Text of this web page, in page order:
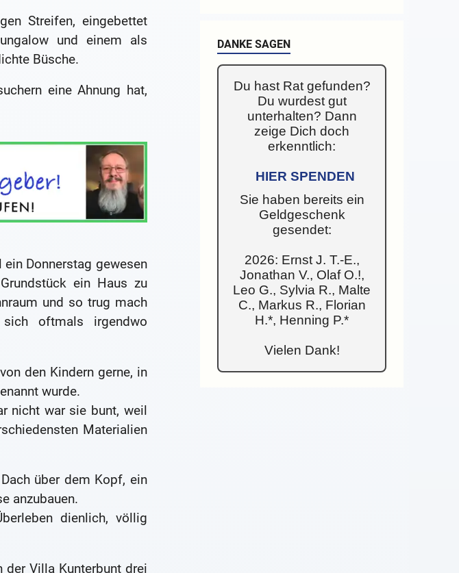
Streifen, eingebettet
und einem als
Büsche.
eine Ahnung hat,
Donnerstag gewesen
ein Haus zu
und so trug mach
oftmals irgendwo
den Kindern gerne, in
wurde.
nicht war sie bunt, weil
Materialien
über dem Kopf, ein
anzubauen.
dienlich, völlig
Villa Kunterbunt drei
DANKE SAGEN
Du hast Rat gefunden?
Du wurdest gut
unterhalten? Dann
zeige Dich doch
erkenntlich:
HIER SPENDEN
Sie haben bereits ein
Geldgeschenk
gesendet:
2026: Ernst J. T.-E.,
Jonathan V., Olaf O.!,
Leo G., Sylvia R., Malte
C., Markus R., Florian
H.*, Henning P.*
Vielen Dank!